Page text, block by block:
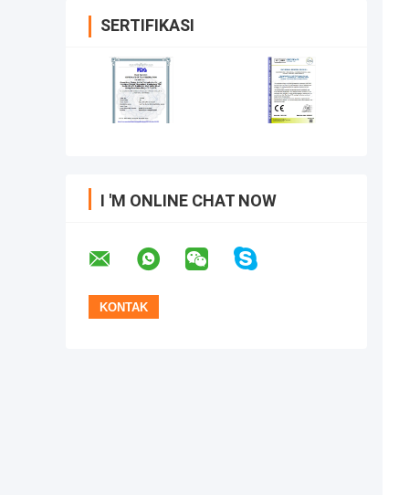
SERTIFIKASI
I 'M ONLINE CHAT NOW